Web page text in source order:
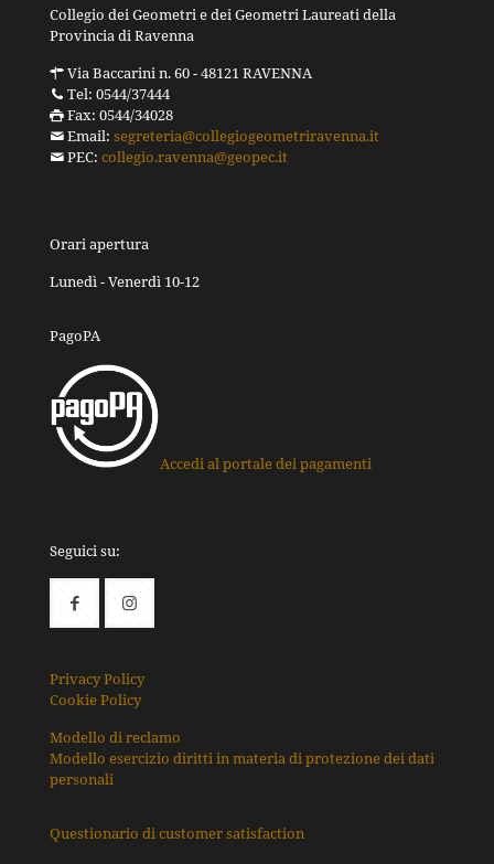
Collegio dei Geometri e dei Geometri Laureati della
Provincia di Ravenna
Via Baccarini n. 60 - 48121 RAVENNA
Tel: 0544/37444
Fax: 0544/34028
Email: segreteria@collegiogeometriravenna.it
PEC: collegio.ravenna@geopec.it
Orari apertura
Lunedì - Venerdì 10-12
PagoPA
Accedi al portale dei pagamenti
Seguici su:
Privacy Policy
Cookie Policy
Modello di reclamo
Modello esercizio diritti in materia di protezione dei dati
personali
Questionario di customer satisfaction